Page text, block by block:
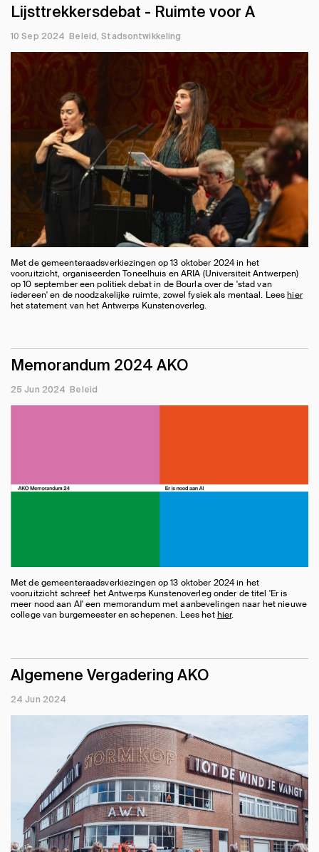
Lijsttrekkersdebat - Ruimte voor A
10 Sep 2024 Beleid Stadsontwikkeling
Met de gemeenteraadsverkiezingen op 13 oktober 2024 in het
vooruitzicht, organiseerden Toneelhuis en ARIA (Universiteit Antwerpen)
op 10 september een politiek debat in de Bourla over de 'stad van
iedereen' en de noodzakelijke ruimte, zowel fysiek als mentaal. Leeshier
het statement van het Antwerps Kunstenoverleg.
Memorandum 2024 AKO
25 Jun 2024 Beleid
Met de gemeenteraadsverkiezingen op 13 oktober 2024 in het
vooruitzicht schreef het Antwerps Kunstenoverleg onder de titel 'Er is
meer nood aan AI' een memorandum met aanbevelingen naar het nieuwe
college van burgemeester en schepenen. Lees hethier.
Algemene Vergadering AKO
24 Jun 2024